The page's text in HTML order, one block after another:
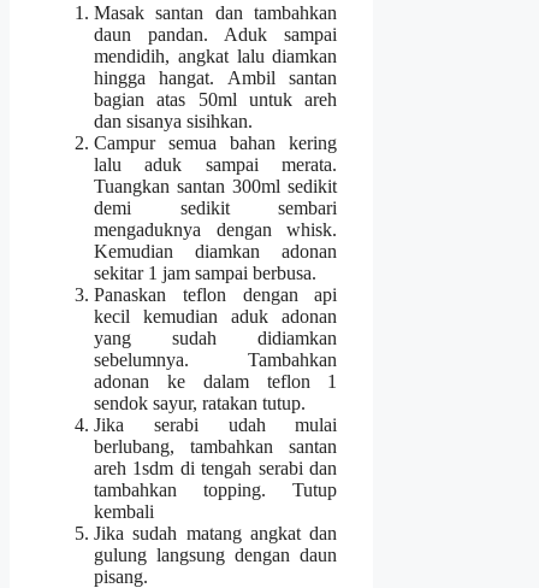
Masak santan dan tambahkan
daun pandan. Aduk sampai
mendidih, angkat lalu diamkan
hingga hangat. Ambil santan
bagian atas 50ml untuk areh
dan sisanya sisihkan.
Campur semua bahan kering
lalu aduk sampai merata.
Tuangkan santan 300ml sedikit
demi sedikit sembari
mengaduknya dengan whisk.
Kemudian diamkan adonan
sekitar 1 jam sampai berbusa.
Panaskan teflon dengan api
kecil kemudian aduk adonan
yang sudah didiamkan
sebelumnya. Tambahkan
adonan ke dalam teflon 1
sendok sayur, ratakan tutup.
Jika serabi udah mulai
berlubang, tambahkan santan
areh 1sdm di tengah serabi dan
tambahkan topping. Tutup
kembali
Jika sudah matang angkat dan
gulung langsung dengan daun
pisang.